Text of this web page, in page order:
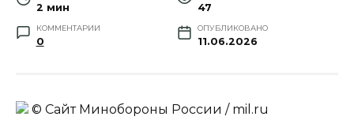
2 мин 47
КОММЕНТАРИИ
0
ОПУБЛИКОВАНО
11.06.2026
© Сайт Минобороны России / mil.ru